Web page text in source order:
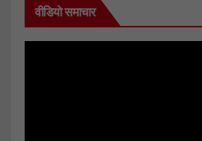
वीडियो समाचार